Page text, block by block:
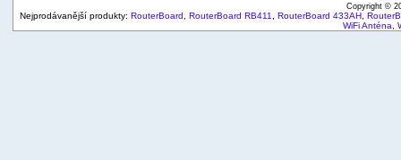
Copyright ©
Nejprodávanější produkty: RouterBoard RouterBoard RB411 RouterBoard 433AH
WiFi Anténa